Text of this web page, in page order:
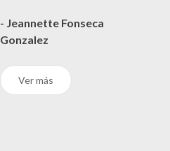
- Jeannette Fonseca
Gonzalez
Ver más